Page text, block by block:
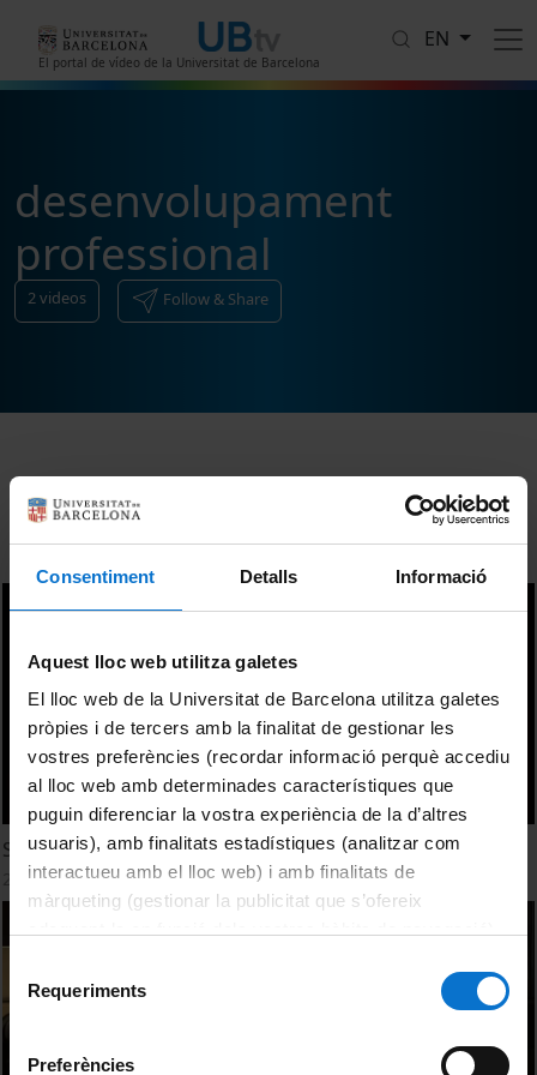
Consentiment Detalls Informació
Aquest lloc web utilitza galetes
El lloc web de la Universitat de Barcelona utilitza galetes
pròpies i de tercers amb la finalitat de gestionar les
vostres preferències (recordar informació perquè accediu
al lloc web amb determinades característiques que
puguin diferenciar la vostra experiència de la d’altres
usuaris), amb finalitats estadístiques (analitzar com
interactueu amb el lloc web) i amb finalitats de
màrqueting (gestionar la publicitat que s’ofereix
consultar laPolítica de galetes del lloc web de la
Requeriments
Preferències
El portal de vídeo de la Universitat de Barcelona
EN
desenvolupament
professional
2videos Follow & Share
Sort
Sessió pràctica: Com elaborar un pla de gestió de dades
24 October, 2014